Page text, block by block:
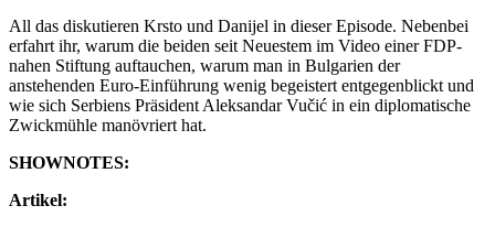
All das diskutieren Krsto und Danijel in dieser Episode. Nebenbei
erfahrt ihr, warum die beiden seit Neuestem im Video einer FDP-
nahen Stiftung auftauchen, warum man in Bulgarien der
anstehenden Euro-Einführung wenig begeistert entgegenblickt und
wie sich Serbiens Präsident Aleksandar Vučić in ein diplomatische
Zwickmühle manövriert hat.
SHOWNOTES:
Artikel: